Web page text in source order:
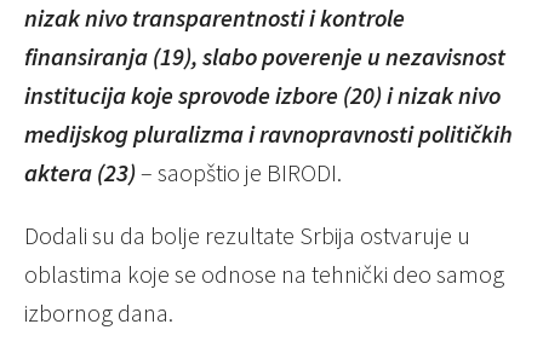
nizak nivo transparentnosti i kontrole
finansiranja (19), slabo poverenje u nezavisnost
institucija koje sprovode izbore (20) i nizak nivo
medijskog pluralizma i ravnopravnosti političkih
aktera (23)– saopštio je BIRODI.
Dodali su da bolje rezultate Srbija ostvaruje u
oblastima koje se odnose na tehnički deo samog
izbornog dana.